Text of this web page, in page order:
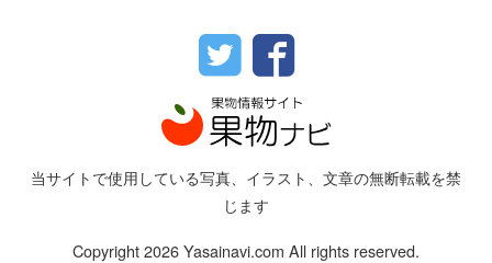
当サイトで使用している写真、イラスト、文章の無断転載を禁
じます
Copyright 2026 Yasainavi.com All rights reserved.